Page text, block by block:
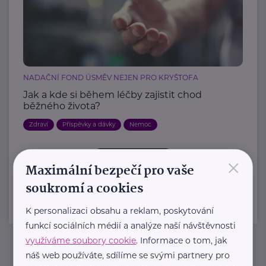
NADAČNÍ FOND ÚSMĚV NEJEN PRO KRYŠTOFA
Jak a kde si během léčby zajistit chod
běžného života?
Zdraví Příspěvky a dávky Nemoc
Další články ×
Maximální bezpečí pro vaše
soukromí a cookies
K personalizaci obsahu a reklam, poskytování
funkcí sociálních médií a analýze naší návštěvnosti
využíváme soubory cookie. Informace o tom, jak
náš web používáte, sdílíme se svými partnery pro